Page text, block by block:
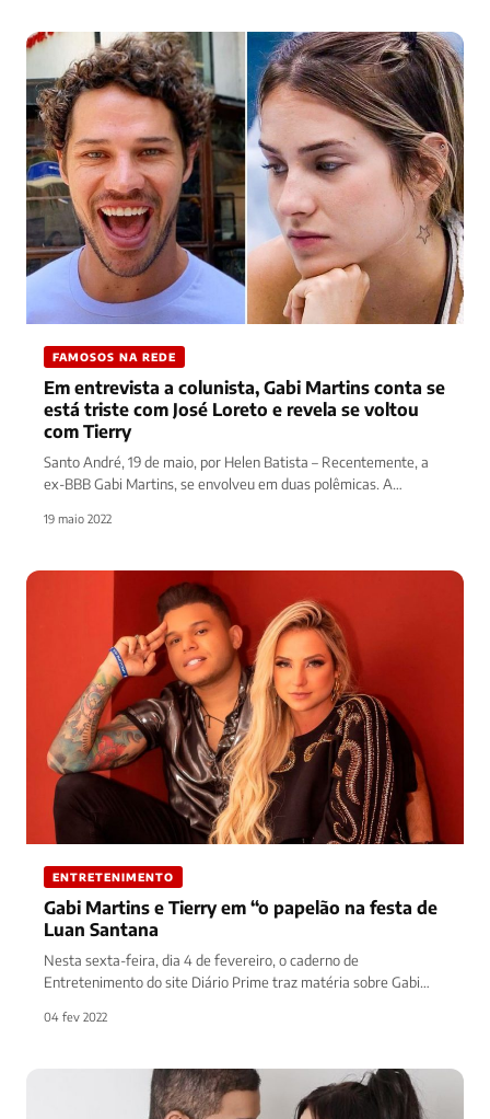
FAMOSOS NA REDE
Em entrevista a colunista, Gabi Martins conta se
está triste com José Loreto e revela se voltou
com Tierry
Santo André, 19 de maio, por Helen Batista – Recentemente, a
ex-BBB Gabi Martins, se envolveu em duas polêmicas. A…
19 maio 2022
ENTRETENIMENTO
Gabi Martins e Tierry em “o papelão na festa de
Luan Santana
Nesta sexta-feira, dia 4 de fevereiro, o caderno de
Entretenimento do site Diário Prime traz matéria sobre Gabi
04 fev 2022